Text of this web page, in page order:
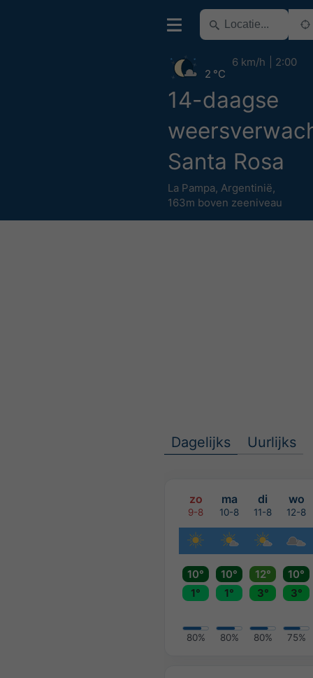
14-daagse
Santa Rosa
La Pampa, Argentinië,
163m boven zeeniveau
2 °C
6 km/h 2:00
Dagelijks Uurlijks
zo ma di wo
9-8 10-8 11-8 12-8
10° 10° 12°
10°
1°
1° 3° 3°
80% 80% 80% 75%